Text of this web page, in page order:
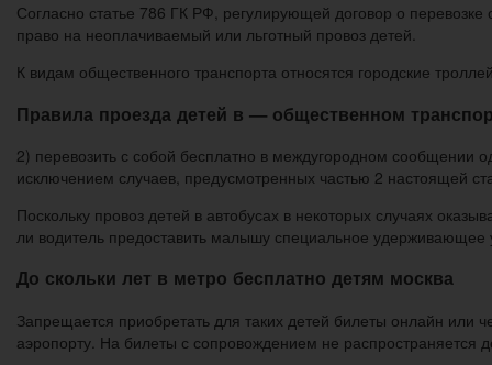
Согласно статье 786 ГК РФ, регулирующей договор о
право на неоплачиваемый или льготный провоз детей.
К видам общественного транспорта относятся городские
Правила проезда детей в — общественном
2) перевозить с собой бесплатно в междугородном сообщении
исключением случаев, предусмотренных частью 2 настоящей
Поскольку провоз детей в автобусах в некоторых случаях
ли водитель предоставить малышу специальное удерживающее
До скольки лет в метро бесплатно детям москва
Запрещается приобретать для таких детей билеты онлайн или
аэропорту. На билеты с сопровождением не распространяется